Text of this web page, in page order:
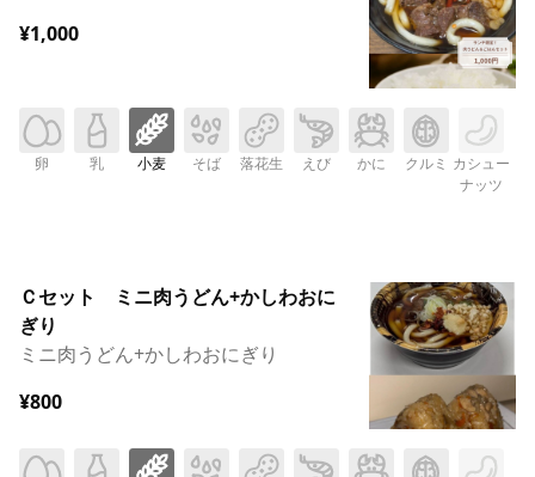
¥1,000
卵 乳 小麦 そば 落花生 えび かに クルミ カシュー
ナッツ
Ｃセット ミニ肉うどん+かしわおに
ぎり
ミニ肉うどん+かしわおにぎり
¥800